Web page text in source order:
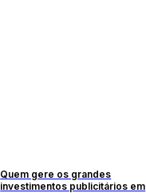
Quem gere os grandes
investimentos publicitários em